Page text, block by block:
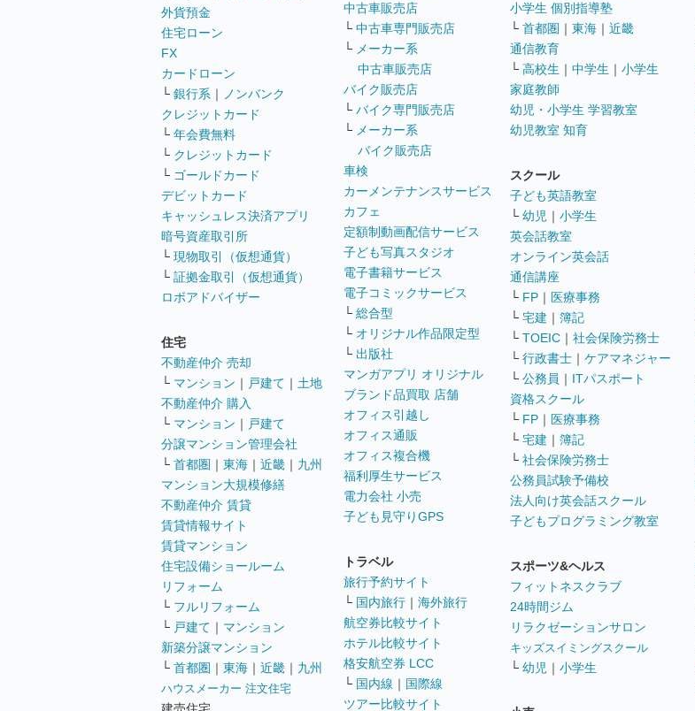
外貨預金
住宅ローン
FX
カードローン
└ 銀行系 ｜
ノンバンク
クレジットカード
└ 年会費無料
└ クレジットカード
└ ゴールドカード
デビットカード
キャッシュレス決済アプリ
暗号資産取引所
└ 現物取引（仮想通貨）
└ 証拠金取引（仮想通貨）
ロボアドバイザー
住宅
不動産仲介 売却
└ マンション ｜ 戸建て ｜ 土地
不動産仲介 購入
└ マンション ｜ 戸建て
分譲マンション管理会社
└ 首都圏 ｜ 東海 ｜ 近畿 ｜ 九州
マンション大規模修繕
不動産仲介 賃貸
賃貸情報サイト
賃貸マンション
住宅設備ショールーム
リフォーム
└ フルリフォーム
└ 戸建て ｜ マンション
新築分譲マンション
└ 首都圏 ｜ 東海 ｜ 近畿 ｜ 九州
ハウスメーカー 注文住宅
中古車販売店
└ 中古車専門販売店
└ メーカー系
中古車販売店
バイク販売店
└ バイク専門販売店
└ メーカー系
バイク販売店
車検
カーメンテナンスサービス
カフェ
定額制動画配信サービス
子ども写真スタジオ
電子書籍サービス
電子コミックサービス
└ 総合型
└ オリジナル作品限定型
└ 出版社
マンガアプリ オリジナル
ブランド品買取 店舗
オフィス引越し
オフィス通販
オフィス複合機
福利厚生サービス
電力会社 小売
子ども見守りGPS
トラベル
旅行予約サイト
└ 国内旅行 ｜ 海外旅行
航空券比較サイト
ホテル比較サイト
格安航空券 LCC
└ 国内線 ｜ 国際線
ツアー比較サイト
小学生 個別指導塾
└ 首都圏 ｜ 東海 ｜ 近畿
通信教育
└ 高校生 ｜ 中学生 ｜ 小学生
家庭教師
幼児・小学生 学習教室
幼児教室 知育
スクール
子ども英語教室
└ 幼児 ｜ 小学生
英会話教室
オンライン英会話
通信講座
└ FP ｜ 医療事務
└ 宅建 ｜ 簿記
└ TOEIC ｜ 社会保険労務士
└ 行政書士 ｜ ケアマネジャー
└ 公務員 ｜ ITパスポート
資格スクール
└ FP ｜ 医療事務
└ 宅建 ｜ 簿記
└ 社会保険労務士
公務員試験予備校
法人向け英会話スクール
子どもプログラミング教室
スポーツ&ヘルス
フィットネスクラブ
24時間ジム
リラクゼーションサロン
キッズスイミングスクール
└ 幼児 ｜ 小学生